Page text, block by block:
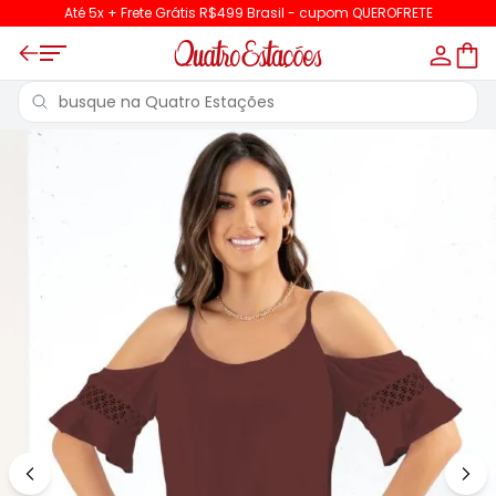
Até 5x + Frete Grátis R$499 Brasil - cupom QUEROFRETE